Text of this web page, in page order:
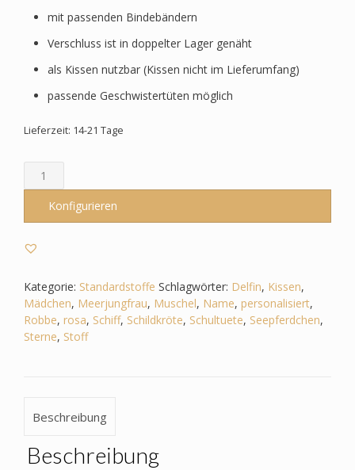
mit passenden Bindebändern
Verschluss ist in doppelter Lager genäht
als Kissen nutzbar (Kissen nicht im Lieferumfang)
passende Geschwistertüten möglich
Lieferzeit: 14-21 Tage
Schultüte
-
Rosatöne
-
Menge
Konfigurieren
Kategorie: Standardstoffe Schlagwörter: Delfin, Kissen,
Mädchen, Meerjungfrau, Muschel, Name, personalisiert,
Robbe, rosa, Schiff, Schildkröte, Schultuete, Seepferdchen,
Sterne, Stoff
Beschreibung
Beschreibung